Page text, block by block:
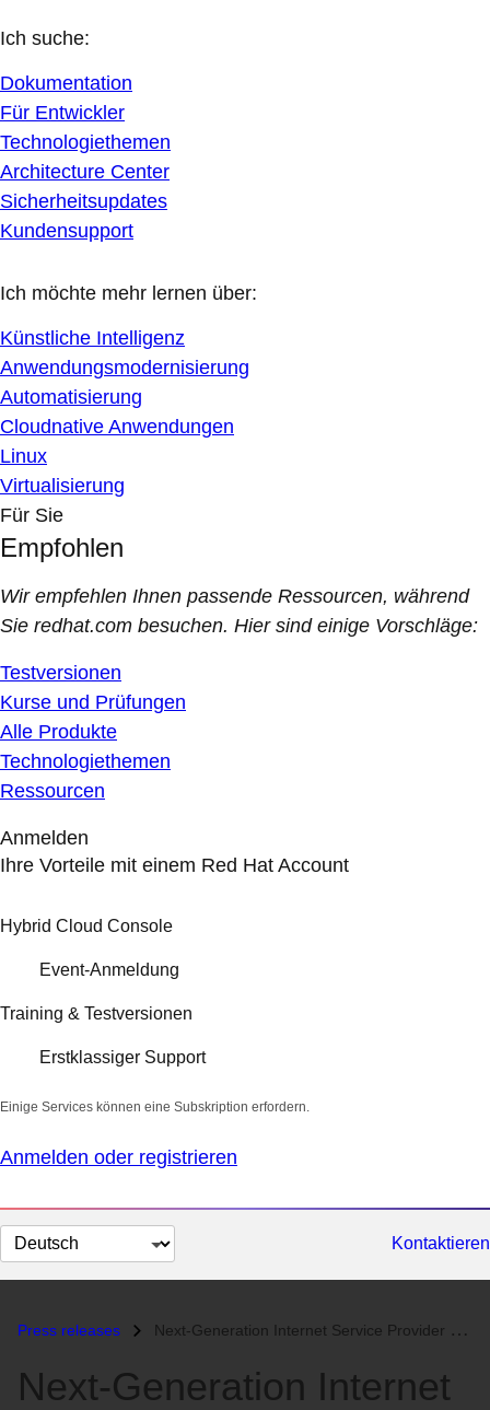
Ich suche:
Dokumentation
Für Entwickler
Technologiethemen
Architecture Center
Sicherheitsupdates
Kundensupport
Ich möchte mehr lernen über:
Künstliche Intelligenz
Anwendungsmodernisierung
Automatisierung
Cloudnative Anwendungen
Linux
Virtualisierung
Für Sie
Empfohlen
Wir empfehlen Ihnen passende Ressourcen, während
Sie redhat.com besuchen. Hier sind einige Vorschläge:
Testversionen
Kurse und Prüfungen
Alle Produkte
Technologiethemen
Ressourcen
Anmelden
Ihre Vorteile mit einem Red Hat Account
Hybrid Cloud Console
Event-Anmeldung
Training & Testversionen
Erstklassiger Support
Einige Services können eine Subskription erfordern.
Anmelden oder registrieren
Sprache
auswählen
Kontaktieren
Press releases Next-Generation Internet Service Provider epicRealm to Deploy 1,000 Re...
Next-Generation Internet